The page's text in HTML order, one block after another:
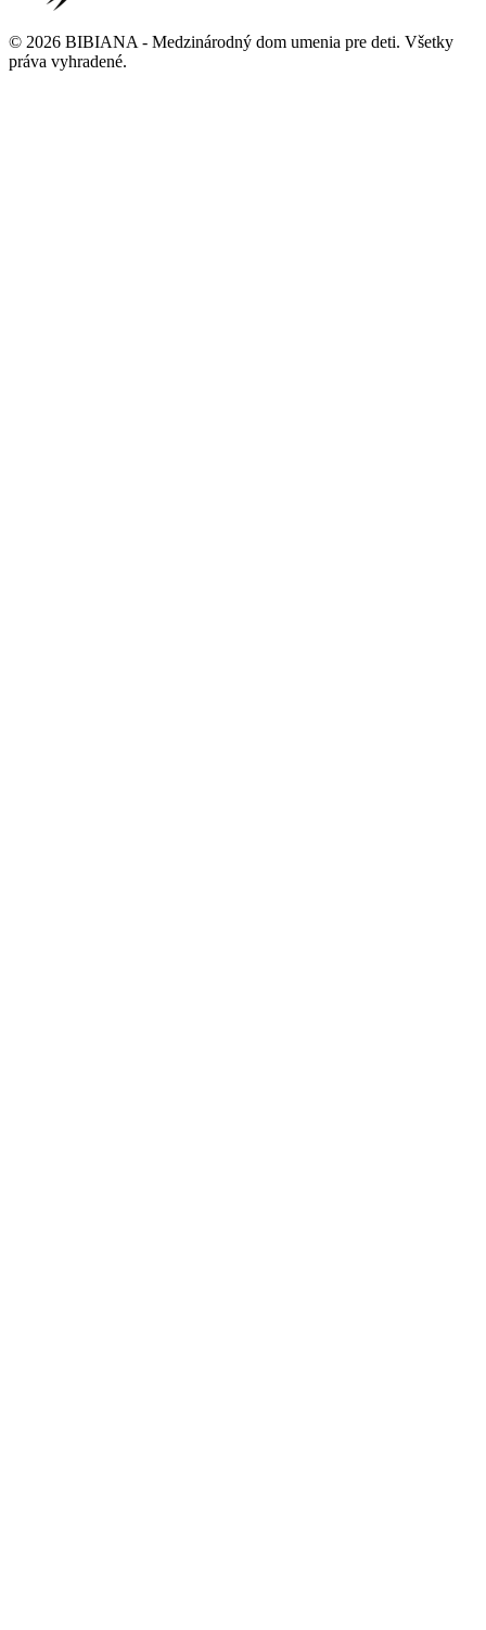
© 2026 BIBIANA - Medzinárodný dom umenia pre deti. Všetky
práva vyhradené.